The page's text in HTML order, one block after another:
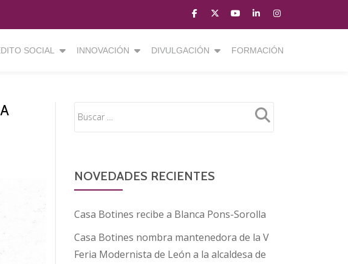
fa-
facebook
fa-
brands
fa-
fa-
youtube-
play
fa-
linkedin
fa-
instagram
SOCIAL INNOVACIÓN DIVULGACIÓN FORMACIÓN
NOVEDADES RECIENTES
Casa Botines recibe a Blanca Pons-Sorolla
Casa Botines nombra mantenedora de la V
Feria Modernista de León a la alcaldesa de